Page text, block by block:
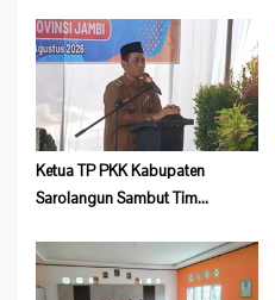
Ketua TP PKK Kabupaten
Sarolangun Sambut Tim
Pokok PKK Tingkat Provinsi
Jambi Di Desa Guruh Baru